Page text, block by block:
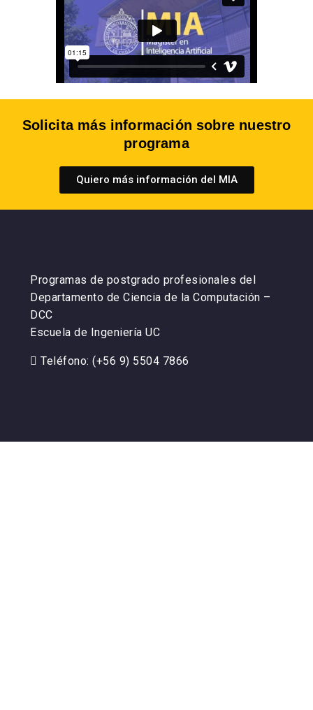
Solicita más información sobre nuestro
programa
Quiero más información del MIA
Programas de postgrado profesionales del
Departamento de Ciencia de la Computación –
DCC
Escuela de Ingeniería UC
Teléfono: (+56 9) 5504 7866